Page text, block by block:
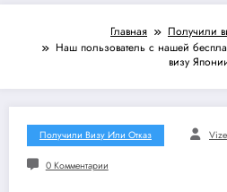
Главная
Получили
Наш пользователь с нашей
визу
Получили Визу Или Отказ
0 Комментарии